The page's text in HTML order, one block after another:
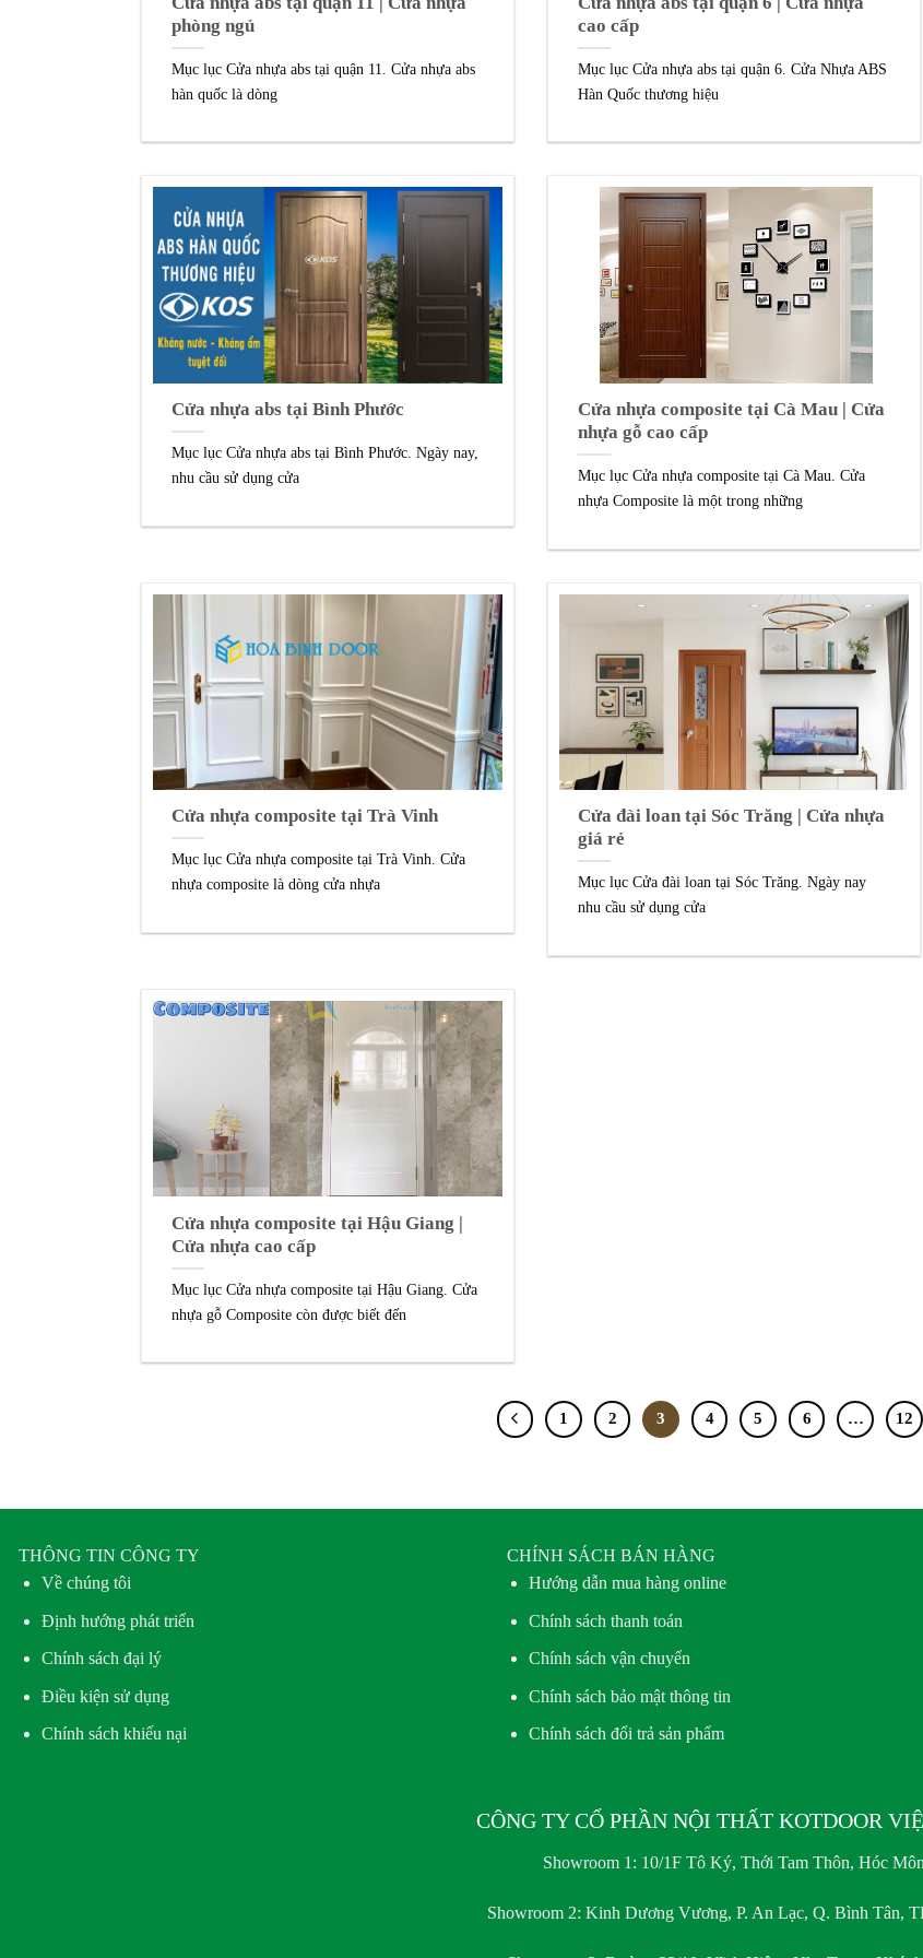
phòng ngủ
Mục lục Cửa nhựa abs tại quận 11. Cửa nhựa abs
hàn quốc là dòng
cao cấp
Mục lục Cửa nhựa abs tại quận 6. Cửa Nhựa ABS
Hàn Quốc thương hiệu
Cửa nhựa abs tại Bình Phước
Mục lục Cửa nhựa abs tại Bình Phước. Ngày nay,
nhu cầu sử dụng cửa
Cửa nhựa composite tại Cà Mau | Cửa
nhựa gỗ cao cấp
Mục lục Cửa nhựa composite tại Cà Mau. Cửa
nhựa Composite là một trong những
Cửa nhựa composite tại Trà Vinh
Mục lục Cửa nhựa composite tại Trà Vinh. Cửa
nhựa composite là dòng cửa nhựa
Cửa đài loan tại Sóc Trăng | Cửa nhựa
giá rẻ
Mục lục Cửa đài loan tại Sóc Trăng. Ngày nay
nhu cầu sử dụng cửa
Cửa nhựa composite tại Hậu Giang |
Cửa nhựa cao cấp
Mục lục Cửa nhựa composite tại Hậu Giang. Cửa
nhựa gỗ Composite còn được biết đến
1 2 3 4 5 6 … 12
THÔNG TIN CÔNG TY
Về chúng tôi
Định hướng phát triển
Chính sách đại lý
Điều kiện sử dụng
Chính sách khiếu nại
CHÍNH SÁCH BÁN HÀNG
Hướng dẫn mua hàng online
Chính sách thanh toán
Chính sách vận chuyển
Chính sách bảo mật thông tin
Chính sách đổi trả sản phẩm
CÔNG TY CỔ PHẦN NỘI THẤT KOTDOOR
Showroom 1: 10/1F Tô Ký, Thới Tam Thôn, Hóc Môn
Showroom 2: Kinh Dương Vương, P. An Lạc, Q. Bình Tân,